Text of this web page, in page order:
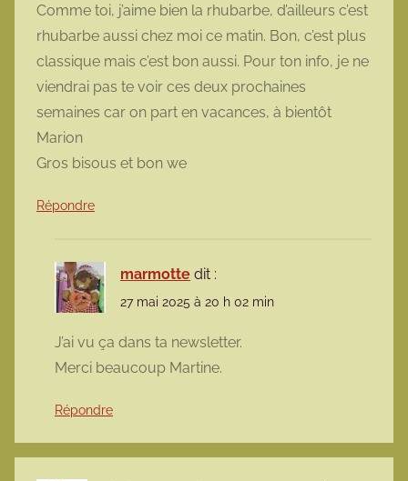
Comme toi, j’aime bien la rhubarbe, d’ailleurs c’est
rhubarbe aussi chez moi ce matin. Bon, c’est plus
classique mais c’est bon aussi. Pour ton info, je ne
viendrai pas te voir ces deux prochaines
semaines car on part en vacances, à bientôt
Marion
Gros bisous et bon we
Répondre
marmotte dit :
27 mai 2025 à 20 h 02 min
J’ai vu ça dans ta newsletter.
Merci beaucoup Martine.
Répondre